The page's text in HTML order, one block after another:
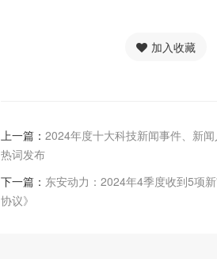
加入收藏
上一篇： 2024年度十大科技新闻事件、新
热词发布
下一篇： 东安动力：2024年4季度收到5项
协议》